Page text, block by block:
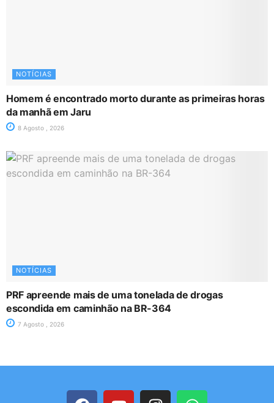
NOTÍCIAS
Homem é encontrado morto durante as primeiras horas
da manhã em Jaru
8 Agosto , 2026
NOTÍCIAS
PRF apreende mais de uma tonelada de drogas
escondida em caminhão na BR-364
7 Agosto , 2026